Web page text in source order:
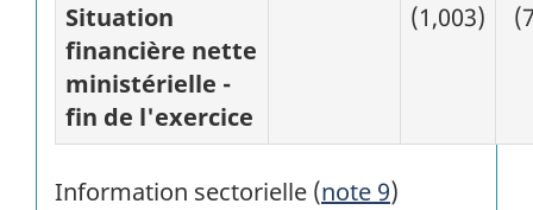
Situation
financière nette
ministérielle -
fin de l'exercice
(1,003)
Information sectorielle (note 9)